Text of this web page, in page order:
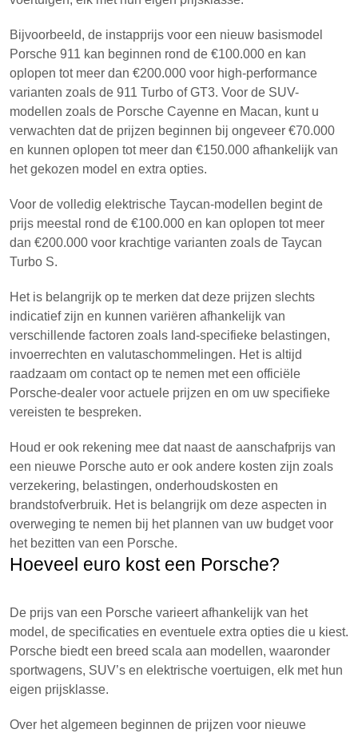
Bijvoorbeeld, de instapprijs voor een nieuw basismodel
Porsche 911 kan beginnen rond de €100.000 en kan
oplopen tot meer dan €200.000 voor high-performance
varianten zoals de 911 Turbo of GT3. Voor de SUV-
modellen zoals de Porsche Cayenne en Macan, kunt u
verwachten dat de prijzen beginnen bij ongeveer €70.000
en kunnen oplopen tot meer dan €150.000 afhankelijk van
het gekozen model en extra opties.
Voor de volledig elektrische Taycan-modellen begint de
prijs meestal rond de €100.000 en kan oplopen tot meer
dan €200.000 voor krachtige varianten zoals de Taycan
Turbo S.
Het is belangrijk op te merken dat deze prijzen slechts
indicatief zijn en kunnen variëren afhankelijk van
verschillende factoren zoals land-specifieke belastingen,
invoerrechten en valutaschommelingen. Het is altijd
raadzaam om contact op te nemen met een officiële
Porsche-dealer voor actuele prijzen en om uw specifieke
vereisten te bespreken.
Houd er ook rekening mee dat naast de aanschafprijs van
een nieuwe Porsche auto er ook andere kosten zijn zoals
verzekering, belastingen, onderhoudskosten en
brandstofverbruik. Het is belangrijk om deze aspecten in
overweging te nemen bij het plannen van uw budget voor
het bezitten van een Porsche.
Hoeveel euro kost een Porsche?
De prijs van een Porsche varieert afhankelijk van het
model, de specificaties en eventuele extra opties die u kiest.
Porsche biedt een breed scala aan modellen, waaronder
sportwagens, SUV’s en elektrische voertuigen, elk met hun
eigen prijsklasse.
Over het algemeen beginnen de prijzen voor nieuwe